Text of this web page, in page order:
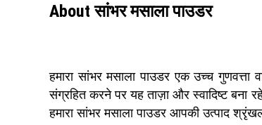
About सांभर मसाला पाउडर
हमारा सांभर मसाला पाउडर एक उच्च
संग्रहित करने पर यह ताज़ा और स्वादिष्ट बना
हमारा सांभर मसाला पाउडर आपकी उत्पाद